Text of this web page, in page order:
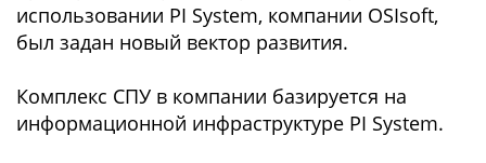
использовании PI System, компании OSIsoft,
был задан новый вектор развития.
Комплекс СПУ в компании базируется на
информационной инфраструктуре PI System.